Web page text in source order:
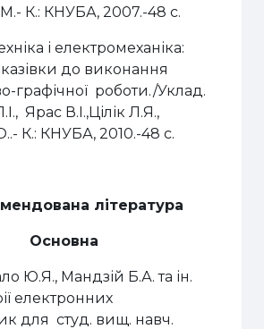
К.: КНУБА, 2007.-48 с.
і електромеханіка:
до виконання
графічної роботи./Уклад.
Ярас В.І.,Цілік Л.Я.,
К.: КНУБА, 2010.-48 с.
література
Основна
Ю.Я., Мандзій Б.А. та ін.
електронних
для студ. вищ. навч.